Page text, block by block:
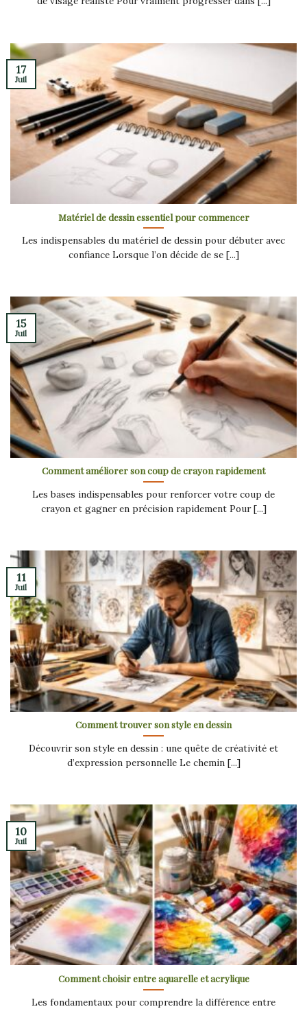
Matériel de dessin essentiel pour commencer
Les indispensables du matériel de dessin pour débuter avec
confiance Lorsque l’on décide de se [...]
17
Juil
Comment améliorer son coup de crayon rapidement
Les bases indispensables pour renforcer votre coup de
crayon et gagner en précision rapidement Pour [...]
15
Juil
Comment trouver son style en dessin
Découvrir son style en dessin : une quête de créativité et
d’expression personnelle Le chemin [...]
11
Juil
Comment choisir entre aquarelle et acrylique
Les fondamentaux pour comprendre la différence entre
10
Juil